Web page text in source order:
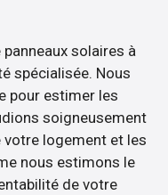
solaires à
spécialisée. Nous
pour estimer les
soigneusement
votre logement et les
nous estimons le
de votre